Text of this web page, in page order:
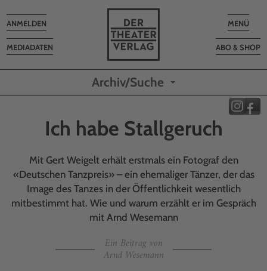
Toggle
MENÜ
ABO & SHOP
MEDIADATEN
Toggle
navigation
ANMELDEN
Archiv/Suche
Ich habe Stallgeruch
Mit Gert Weigelt erhält erstmals ein Fotograf den
«Deutschen Tanzpreis» – ein ehemaliger Tänzer, der das
Image des Tanzes in der Öffentlichkeit wesentlich
mitbestimmt hat. Wie und warum erzählt er im Gespräch
mit Arnd Wesemann
Ein Beitrag von
Arnd Wesemann